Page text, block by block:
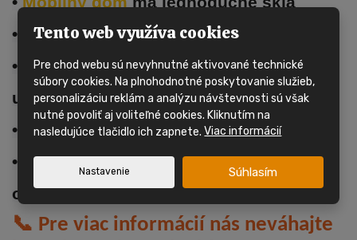
• Obývacia izba a kuchynská linka
• Kúpeľňa so sprchovacím kútom,
umývadlom a WC
• 1x spálňa, celkom 3 lôžka
•
Mobilný dom má plynový prietokový
ohrievač
📞 Pre viac informácií nás neváhajte
Tento web využíva cookies
Pre chod webu sú nevyhnutné aktivované technické
súbory cookies. Na plnohodnotné poskytovanie služieb,
personalizáciu reklám a analýzu návštevnosti sú však
nutné povoliť aj voliteľné cookies. Kliknutím na
nasledujúce tlačidlo ich zapnete.Viac informácií
Nastavenie Súhlasím